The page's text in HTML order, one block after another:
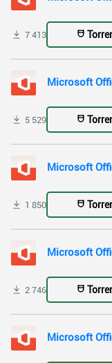
7 413
Microsoft
5 529
Microsoft
1 850
Microsoft
2 746
Microsoft